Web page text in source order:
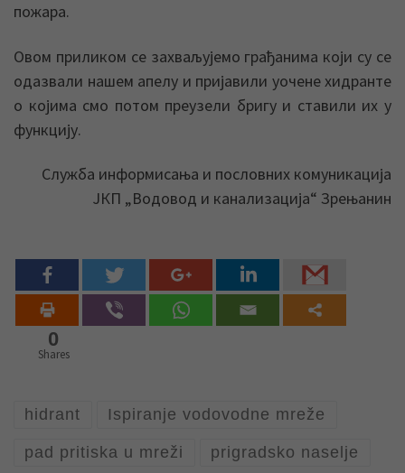
пожара.
Овом приликом се захваљујемо грађанима који су се
одазвали нашем апелу и пријавили уочене хидранте
о којима смо потом преузели бригу и ставили их у
функцију.
Служба информисања и пословних комуникација
ЈКП „Водовод и канализација“ Зрењанин
0
Shares
hidrant Ispiranje vodovodne mreže
pad pritiska u mreži prigradsko naselje